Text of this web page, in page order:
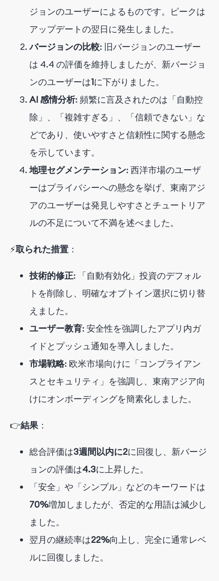
ジョンのユーザーによるものです。ピークは
アップデートの翌日に発生しました。
バージョンの比較: 旧バージョンのユーザー
は 4.4 の評価を維持しましたが、新バージョ
ンのユーザーは1に下がりました。
AI 感情分析: 頻繁に言及されたのは「自動控
除」、「複雑すぎる」、「信頼できない」な
どであり、使いやすさと信頼性に関する懸念
を示しています。
地理セグメンテーション: 西洋市場のユーザ
ーはプライバシーへの懸念を挙げ、東南アジ
アのユーザーは発見しやすさとチュートリア
ルの不足について不満を述べました。
⚡取られた措置 ：
技術的修正: 「自動有効化」投資のデフォル
トを削除し、明確なオプトイン選択に切り替
えました。
ユーザー教育: 安全性を強調したアプリ内ガ
イドとプッシュ通知を導入しました。
市場戦略: 欧米市場向けに「コンプライアン
スとセキュリティ」を強調し、東南アジア向
けにオンボーディングを簡素化しました。
👉結果：
総合評価は3週間以内に2に回復し 、新バージ
ョンの評価は4.3に上昇した。
「安全」や「シンプル」などのキーワードは
70%増加しましたが、否定的な用語は減少し
ました。
翌月の継続率は22%向上し 、完全に通常レベ
ルに回復しました。